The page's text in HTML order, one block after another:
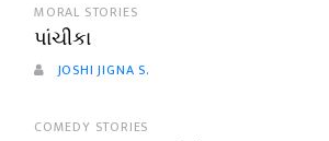
MORAL STORIES
પાંચીકા
JOSHI JIGNA S.
COMEDY STORIES